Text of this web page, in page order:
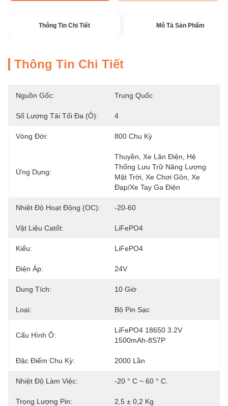
Thông Tin Chi Tiết Mô Tả Sản Phẩm
Thông Tin Chi Tiết
Nguồn Gốc: Trung Quốc
Số Lượng Tải Tối Đa (ô): 4
Vòng Đời: 800 Chu Kỳ
Ứng Dụng:
Thuyền, Xe Lăn Điện, Hệ
Thống Lưu Trữ Năng Lượng
Mặt Trời, Xe Chơi Gôn, Xe
Đạp/xe Tay Ga Điện
Nhiệt Độ Hoạt Động (oC): -20-60
Vật Liệu Catốt: LiFePO4
Kiểu: LiFePO4
Điện Áp: 24V
Dung Tích: 10 Giờ
Loại: Bộ Pin Sạc
Cấu Hình Ô:
LiFePO4 18650 3.2V
1500mAh-8S7P
Đặc Điểm Chu Kỳ: 2000 Lần
Nhiệt Độ Làm Việc: -20 ° C ~ 60 ° C.
Trọng Lượng Pin: 2,5 ± 0,2 Kg